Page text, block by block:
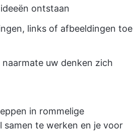
ontstaan
links of afbeeldingen toe
uw denken zich
in rommelige
te werken en je voor